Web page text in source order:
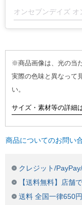
※商品画像は、光の当
実際の色味と異なって
い。
サイズ・素材等の詳細
商品についてのお問い
クレジット/
【送料無料】店舗
送料 全国一律650